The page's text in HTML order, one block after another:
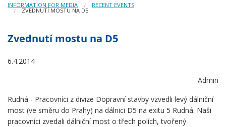
INFORMATION FOR MEDIA RECENT EVENTS
ZVEDNUTÍ MOSTU NA D5
Zvednutí mostu na D5
6.4.2014
Admin
Rudná - Pracovníci z divize Dopravní stavby vzvedli levý dálniční
most (ve směru do Prahy) na dálnici D5 na exitu 5 Rudná. Naši
pracovníci zvedali dálniční most o třech polích, tvořený